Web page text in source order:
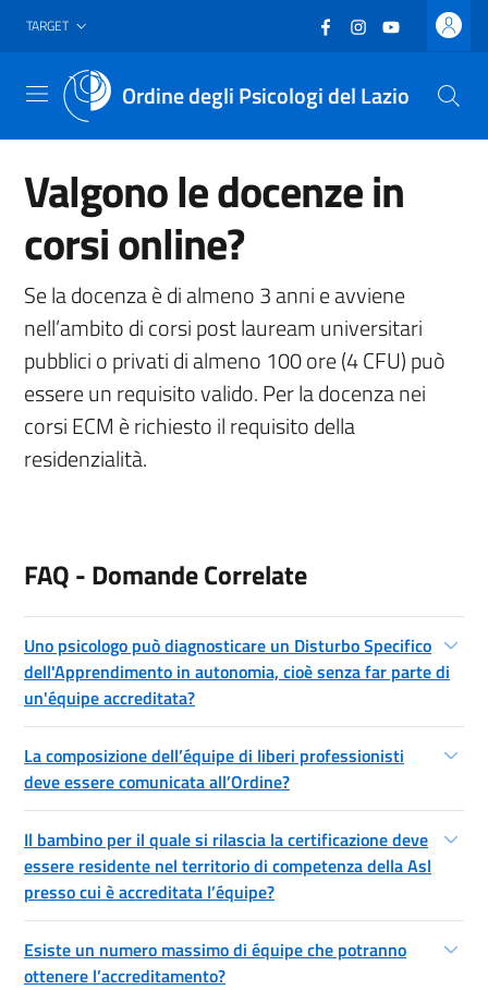
Vai al header
Vai al contenuto principale
Vai al footer
TARGET Facebook
(nuova scheda -
Instagram
(nuova scheda
YouTube
(nuova
Ordine degli Psicologi del Lazio
Menu
Valgono le docenze in
corsi online?
Se la docenza è di almeno 3 anni e avviene
nell’ambito di corsi post lauream universitari
pubblici o privati di almeno 100 ore (4 CFU) può
essere un requisito valido. Per la docenza nei
corsi ECM è richiesto il requisito della
residenzialità.
FAQ - Domande Correlate
Uno psicologo può diagnosticare un Disturbo Specifico
dell'Apprendimento in autonomia, cioè senza far parte di
un'équipe accreditata?
La composizione dell’équipe di liberi professionisti
deve essere comunicata all’Ordine?
Il bambino per il quale si rilascia la certificazione deve
essere residente nel territorio di competenza della Asl
presso cui è accreditata l’équipe?
Esiste un numero massimo di équipe che potranno
ottenere l’accreditamento?